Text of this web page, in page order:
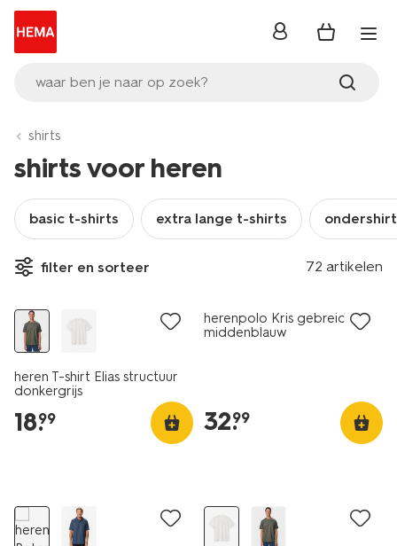
waar ben je naar op zoek?
inloggen
shirts
shirts voor heren
basic t-shirts extra lange t-shirts
filter en sorteer 72 artikelen
nieuw
heren T-shirt Elias structuur
donkergrijs
18.
99
herenpolo Kris gebreid
middenblauw
32.
99